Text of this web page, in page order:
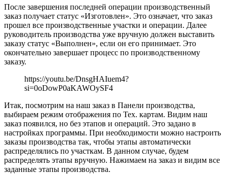
После завершения последней операции производственный
заказ получает статус «Изготовлен». Это означает, что заказ
прошел все производственные участки и операции. Далее
руководитель производства уже вручную должен выставить
заказу статус «Выполнен», если он его принимает. Это
окончательно завершает процесс по производственному
заказу.
https://youtu.be/DnsgHAIuem4?
si=0oDowP0aKAWOySF4
Итак, посмотрим на наш заказ в Панели производства,
выбираем режим отображения по Тех. картам. Видим наш
заказ появился, но без этапов и операций. Это задано в
настройках программы. При необходимости можно настроить
заказы производства так, чтобы этапы автоматически
распределялись по участкам. В данном случае, будем
распределять этапы вручную. Нажимаем на заказ и видим все
заданные этапы производства.